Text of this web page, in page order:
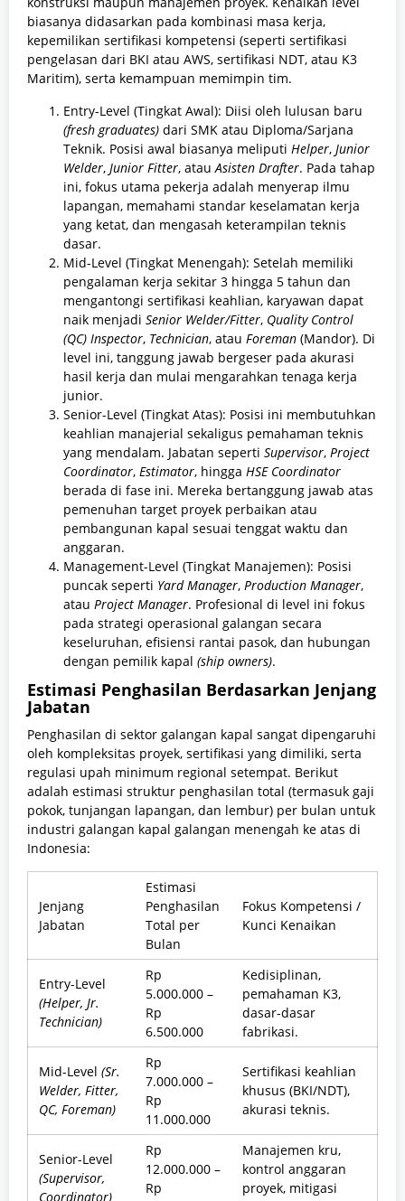
biasanya didasarkan pada kombinasi masa kerja,
kepemilikan sertifikasi kompetensi (seperti sertifikasi
pengelasan dari BKI atau AWS, sertifikasi NDT, atau K3
Maritim), serta kemampuan memimpin tim.
Entry-Level (Tingkat Awal): Diisi oleh lulusan baru
(fresh graduates) dari SMK atau Diploma/Sarjana
Teknik. Posisi awal biasanya meliputi Helper, Junior
Welder, Junior Fitter, atauAsisten Drafter. Pada tahap
ini, fokus utama pekerja adalah menyerap ilmu
lapangan, memahami standar keselamatan kerja
yang ketat, dan mengasah keterampilan teknis
dasar.
Mid-Level (Tingkat Menengah): Setelah memiliki
pengalaman kerja sekitar 3 hingga 5 tahun dan
mengantongi sertifikasi keahlian, karyawan dapat
naik menjadi Senior Welder/Fitter, Quality Control
(QC) Inspector, Technician, atau Foreman (Mandor). Di
level ini, tanggung jawab bergeser pada akurasi
hasil kerja dan mulai mengarahkan tenaga kerja
junior.
Senior-Level (Tingkat Atas): Posisi ini membutuhkan
keahlian manajerial sekaligus pemahaman teknis
yang mendalam. Jabatan seperti Supervisor, Project
Coordinator, Estimator, hingga HSE Coordinator
berada di fase ini. Mereka bertanggung jawab atas
pemenuhan target proyek perbaikan atau
pembangunan kapal sesuai tenggat waktu dan
anggaran.
Management-Level (Tingkat Manajemen): Posisi
puncak seperti Yard Manager, Production Manager,
atau Project Manager. Profesional di level ini fokus
pada strategi operasional galangan secara
keseluruhan, efisiensi rantai pasok, dan hubungan
dengan pemilik kapal (ship owners).
Estimasi Penghasilan Berdasarkan Jenjang
Jabatan
Penghasilan di sektor galangan kapal sangat dipengaruhi
oleh kompleksitas proyek, sertifikasi yang dimiliki, serta
regulasi upah minimum regional setempat. Berikut
adalah estimasi struktur penghasilan total (termasuk gaji
pokok, tunjangan lapangan, dan lembur) per bulan untuk
industri galangan kapal galangan menengah ke atas di
Indonesia:
Jenjang
Jabatan
Estimasi
Penghasilan
Total per
Bulan
Fokus Kompetensi /
Kunci Kenaikan
Entry-Level
(Helper, Jr.
Technician)
Rp
5.000.000 –
Rp
6.500.000
Kedisiplinan,
pemahaman K3,
dasar-dasar
fabrikasi.
Mid-Level (Sr.
Welder, Fitter,
QC, Foreman)
Rp
7.000.000 –
Rp
11.000.000
Sertifikasi keahlian
khusus (BKI/NDT),
akurasi teknis.
Senior-Level
(Supervisor,
Coordinator)
Rp
12.000.000 –
Rp
Manajemen kru,
kontrol anggaran
proyek, mitigasi